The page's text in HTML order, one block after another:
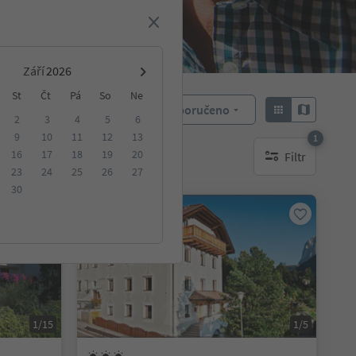
Září
St Čt Pá So
Ne
2 3 4 5
6
9 10 11 12
13
16 17 18 19
20
23 24 25 26
27
30
Doporučeno
Filtr
1
1 aktywny filtr
1/15 1/5